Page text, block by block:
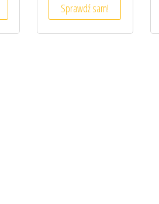
Sprawdź sam!